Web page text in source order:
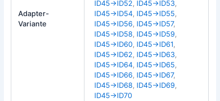
Adapter-
Variante
ID45→ID52, ID45→ID53,
ID45→ID54, ID45→ID55,
ID45→ID56, ID45→ID57,
ID45→ID58, ID45→ID59,
ID45→ID60, ID45→ID61,
ID45→ID62, ID45→ID63,
ID45→ID64, ID45→ID65,
ID45→ID66, ID45→ID67,
ID45→ID68, ID45→ID69,
ID45→ID70